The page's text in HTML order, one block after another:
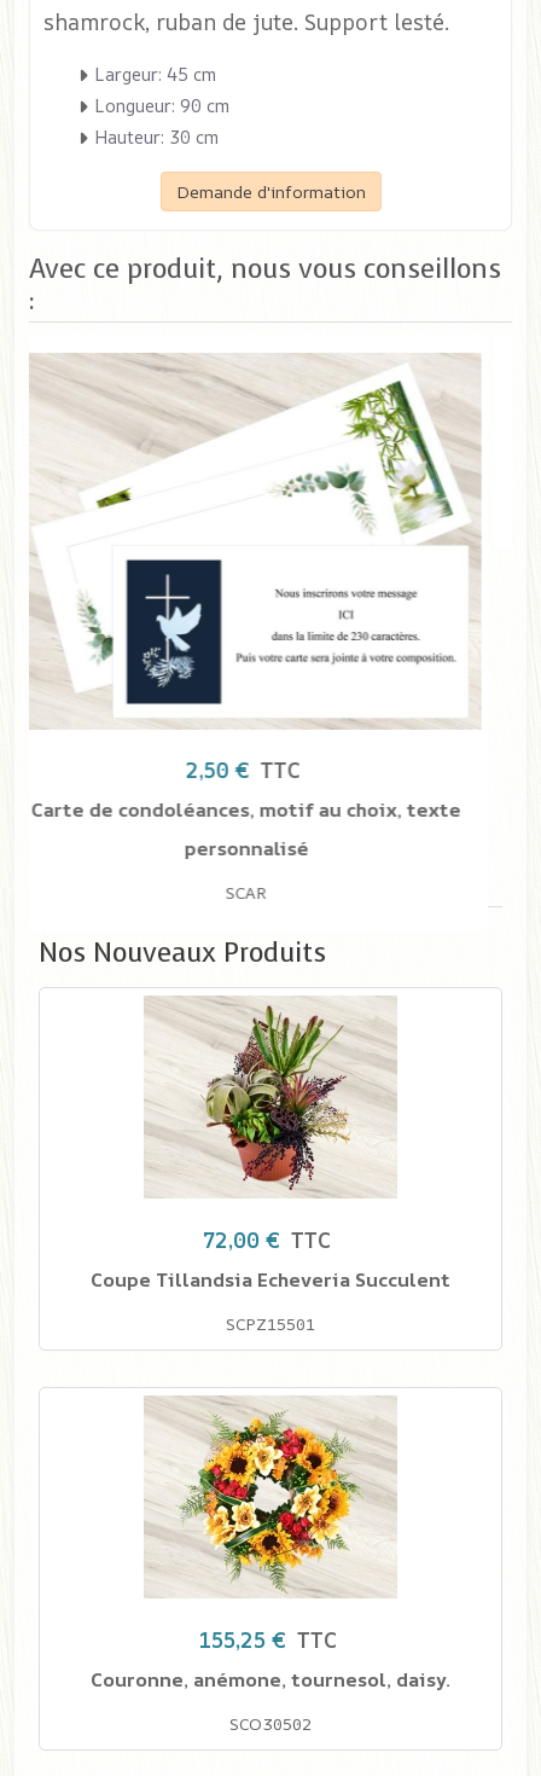
shamrock, ruban de jute. Support lesté.
Largeur: 45 cm
Longueur: 90 cm
Hauteur: 30 cm
Demande d'information
Avec ce produit, nous vous conseillons
:
39,00 €
Pique-fleurs
Nos Nouveaux Produits
72,00 € TTC
Coupe Tillandsia Echeveria Succulent
SCPZ15501
155,25 € TTC
Couronne, anémone, tournesol, daisy.
SCO30502